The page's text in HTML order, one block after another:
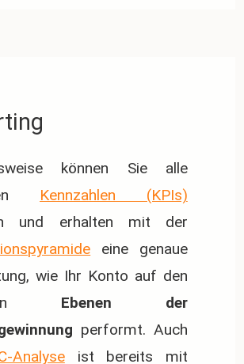
können Sie alle
Kennzahlen (KPIs)
und erhalten mit der
eine genaue
wie Ihr Konto auf den
Ebenen der
performt. Auch
Analyseist bereits mit